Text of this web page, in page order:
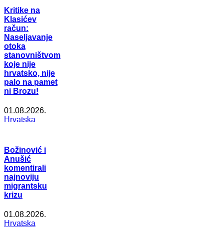
Kritike na
Klasićev
račun:
Naseljavanje
otoka
stanovništvom
koje nije
hrvatsko, nije
palo na pamet
ni Brozu!
01.08.2026.
Hrvatska
Božinović i
Anušić
komentirali
najnoviju
migrantsku
krizu
01.08.2026.
Hrvatska